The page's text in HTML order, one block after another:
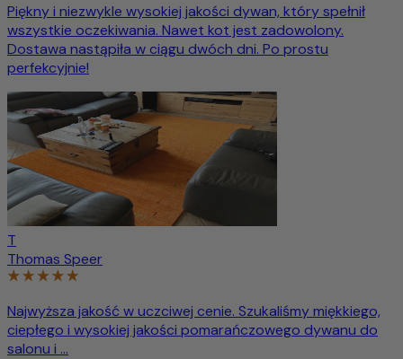
Piękny i niezwykle wysokiej jakości dywan, który spełnił
wszystkie oczekiwania. Nawet kot jest zadowolony.
Dostawa nastąpiła w ciągu dwóch dni. Po prostu
perfekcyjnie!
T
Thomas Speer
Najwyższa jakość w uczciwej cenie. Szukaliśmy miękkiego,
ciepłego i wysokiej jakości pomarańczowego dywanu do
salonu i ...